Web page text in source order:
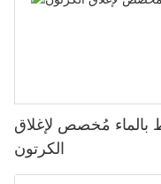
مُخصص لإغلاق
الكرتون